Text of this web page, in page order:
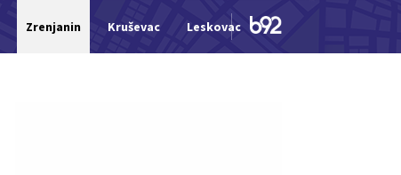
Zrenjanin Kruševac Leskovac Jagodina